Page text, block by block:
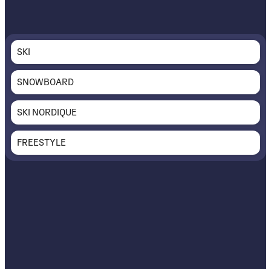
SKI
SNOWBOARD
SKI NORDIQUE
FREESTYLE